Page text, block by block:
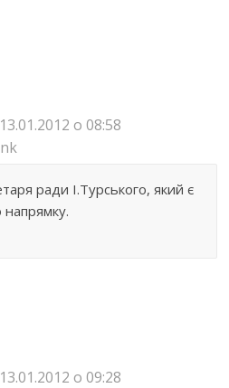
о 08:58
ради І.Турського, який є
напрямку.
о 09:28